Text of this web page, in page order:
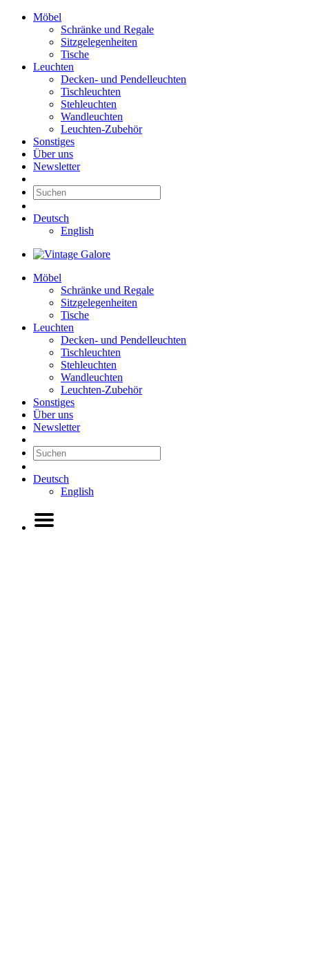
Möbel
Schränke und Regale
Sitzgelegenheiten
Tische
Leuchten
Decken- und Pendelleuchten
Tischleuchten
Stehleuchten
Wandleuchten
Leuchten-Zubehör
Sonstiges
Über uns
Newsletter
Deutsch
English
Möbel
Schränke und Regale
Sitzgelegenheiten
Tische
Leuchten
Decken- und Pendelleuchten
Tischleuchten
Stehleuchten
Wandleuchten
Leuchten-Zubehör
Sonstiges
Über uns
Newsletter
Deutsch
English